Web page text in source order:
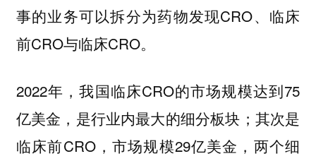
事的业务可以拆分为药物发现CRO、临床
前CRO与临床CRO。
2022年，我国临床CRO的市场规模达到75
亿美金，是行业内最大的细分板块；其次是
临床前CRO，市场规模29亿美金，两个细